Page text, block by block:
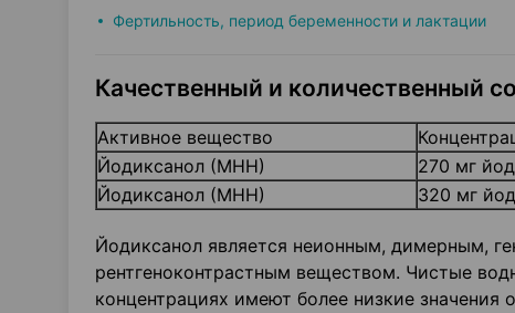
Фертильность, период беременности и лактации
Качественный и количественный
Активное вещество
Йодиксанол (МНН)
270 мг
Йодиксанол (МНН)
320 мг
Йодиксанол является неионным, димерным,
рентгеноконтрастным веществом. Чистые
концентрациях имеют более низкие